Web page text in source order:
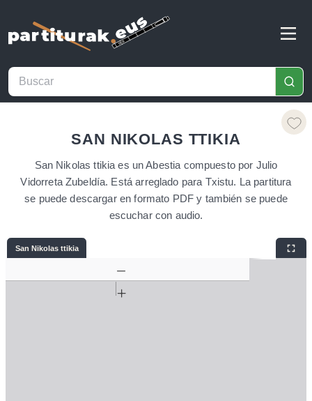
SAN NIKOLAS TTIKIA
San Nikolas ttikia es un Abestia compuesto por Julio
Vidorreta Zubeldía. Está arreglado para Txistu. La partitura
se puede descargar en formato PDF y también se puede
escuchar con audio.
San Nikolas ttikia